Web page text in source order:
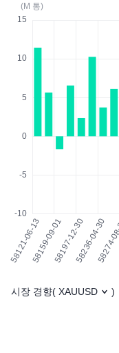
(M 통)
시장 경향( XAUUSD )